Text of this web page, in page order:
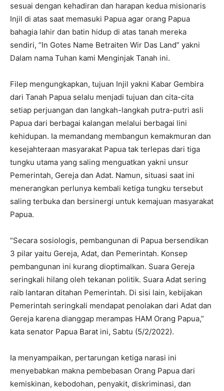
sesuai dengan kehadiran dan harapan kedua misionaris
Injil di atas saat memasuki Papua agar orang Papua
bahagia lahir dan batin hidup di atas tanah mereka
sendiri, “In Gotes Name Betraiten Wir Das Land” yakni
Dalam nama Tuhan kami Menginjak Tanah ini.
Filep mengungkapkan, tujuan Injil yakni Kabar Gembira
dari Tanah Papua selalu menjadi tujuan dan cita-cita
setiap perjuangan dan langkah-langkah putra-putri asli
Papua dari berbagai kalangan melalui berbagai lini
kehidupan. Ia memandang membangun kemakmuran dan
kesejahteraan masyarakat Papua tak terlepas dari tiga
tungku utama yang saling menguatkan yakni unsur
Pemerintah, Gereja dan Adat. Namun, situasi saat ini
menerangkan perlunya kembali ketiga tungku tersebut
saling terbuka dan bersinergi untuk kemajuan masyarakat
Papua.
“Secara sosiologis, pembangunan di Papua bersendikan
3 pilar yaitu Gereja, Adat, dan Pemerintah. Konsep
pembangunan ini kurang dioptimalkan. Suara Gereja
seringkali hilang oleh tekanan politik. Suara Adat sering
raib lantaran ditahan Pemerintah. Di sisi lain, kebijakan
Pemerintah seringkali mendapat penolakan dari Adat dan
Gereja karena dianggap merampas HAM Orang Papua,”
kata senator Papua Barat ini, Sabtu (5/2/2022).
Ia menyampaikan, pertarungan ketiga narasi ini
menyebabkan makna pembebasan Orang Papua dari
kemiskinan, kebodohan, penyakit, diskriminasi, dan